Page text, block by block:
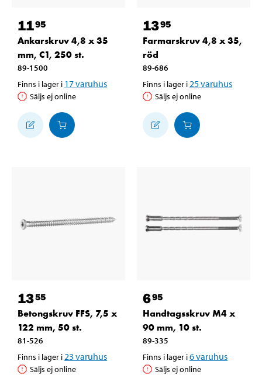
1195
Ankarskruv 4,8 x 35
mm, C1, 250 st.
89-1500
Finns i lager i 17varuhus
Säljs ej online
1395
Farmarskruv 4,8 x 35,
röd
89-686
Finns i lager i 25varuhus
Säljs ej online
1355
Betongskruv FFS, 7,5 x
122 mm, 50 st.
81-526
Finns i lager i 23 varuhus
Säljs ej online
695
Handtagsskruv M4 x
90 mm, 10 st.
89-335
Finns i lager i6varuhus
Säljs ej online